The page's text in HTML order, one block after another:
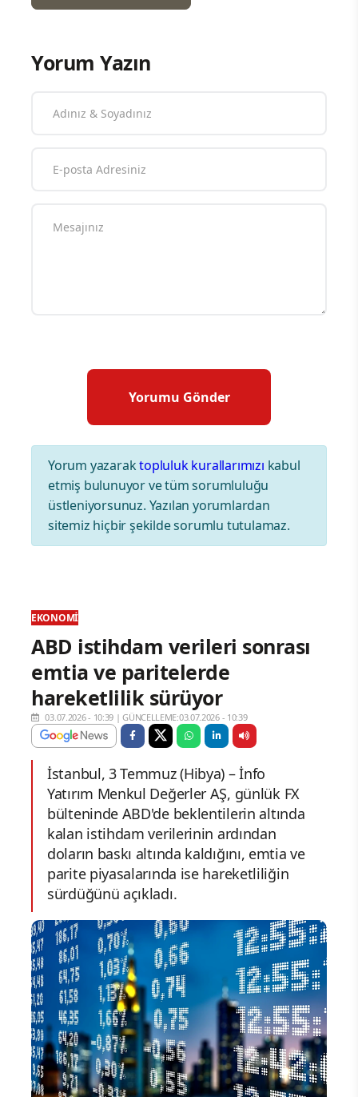
Yorum Yazın
Yorum yazaraktopluluk kurallarımızı kabul
etmiş bulunuyor ve tüm sorumluluğu
üstleniyorsunuz. Yazılan yorumlardan
sitemiz hiçbir şekilde sorumlu tutulamaz.
EKONOMI
ABD istihdam verileri sonrası
emtia ve paritelerde
hareketlilik sürüyor
03.07.2026 - 10:39 |GÜNCELLEME:03.07.2026 - 10:39
İstanbul, 3 Temmuz (Hibya) – İnfo
Yatırım Menkul Değerler AŞ, günlük FX
bülteninde ABD'de beklentilerin altında
kalan istihdam verilerinin ardından
doların baskı altında kaldığını, emtia ve
parite piyasalarında ise hareketliliğin
sürdüğünü açıkladı.